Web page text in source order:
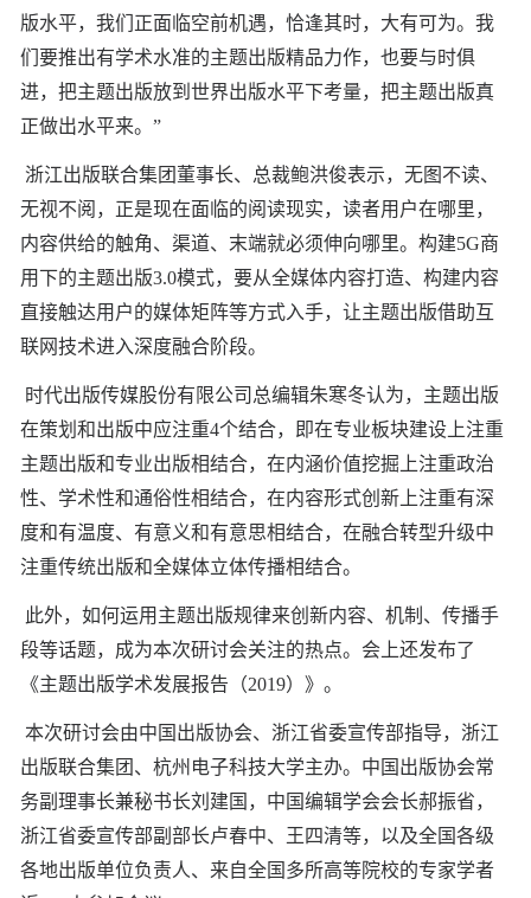
版水平，我们正面临空前机遇，恰逢其时，大有可为。我
们要推出有学术水准的主题出版精品力作，也要与时俱
进，把主题出版放到世界出版水平下考量，把主题出版真
正做出水平来。”
浙江出版联合集团董事长、总裁鲍洪俊表示，无图不读、
无视不阅，正是现在面临的阅读现实，读者用户在哪里，
内容供给的触角、渠道、末端就必须伸向哪里。构建5G商
用下的主题出版3.0模式，要从全媒体内容打造、构建内容
直接触达用户的媒体矩阵等方式入手，让主题出版借助互
联网技术进入深度融合阶段。
时代出版传媒股份有限公司总编辑朱寒冬认为，主题出版
在策划和出版中应注重4个结合，即在专业板块建设上注重
主题出版和专业出版相结合，在内涵价值挖掘上注重政治
性、学术性和通俗性相结合，在内容形式创新上注重有深
度和有温度、有意义和有意思相结合，在融合转型升级中
注重传统出版和全媒体立体传播相结合。
此外，如何运用主题出版规律来创新内容、机制、传播手
段等话题，成为本次研讨会关注的热点。会上还发布了
《主题出版学术发展报告（2019）》。
本次研讨会由中国出版协会、浙江省委宣传部指导，浙江
出版联合集团、杭州电子科技大学主办。中国出版协会常
务副理事长兼秘书长刘建国，中国编辑学会会长郝振省，
浙江省委宣传部副部长卢春中、王四清等，以及全国各级
各地出版单位负责人、来自全国多所高等院校的专家学者